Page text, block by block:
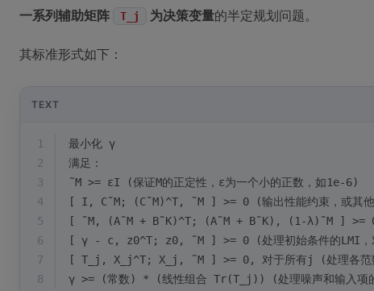
一系列辅助矩阵
T_j 为决策变量的半定规划问题。
其标准形式如下：
TEXT
1
最小化 γ
2
满足：
3
˜M >= εI (保证M的正定性，ε为一个小的正数，如1e-6)
4
[ I, C˜M; (C˜M)^T, ˜M ] >= 0 (输出性能约束，或其他
5
[ ˜M, (A˜M + B˜K)^T; (A˜M + B˜K), (1-λ)˜M ] >=
6
[ γ - c, z0^T; z0, ˜M ] >= 0 (处理初始条件的LMI，
7
[ T_j, X_j^T; X_j, ˜M ] >= 0, 对于所有j (处理各范
8
γ >= (常数) * (线性组合 Tr(T_j)) (处理噪声和输入项